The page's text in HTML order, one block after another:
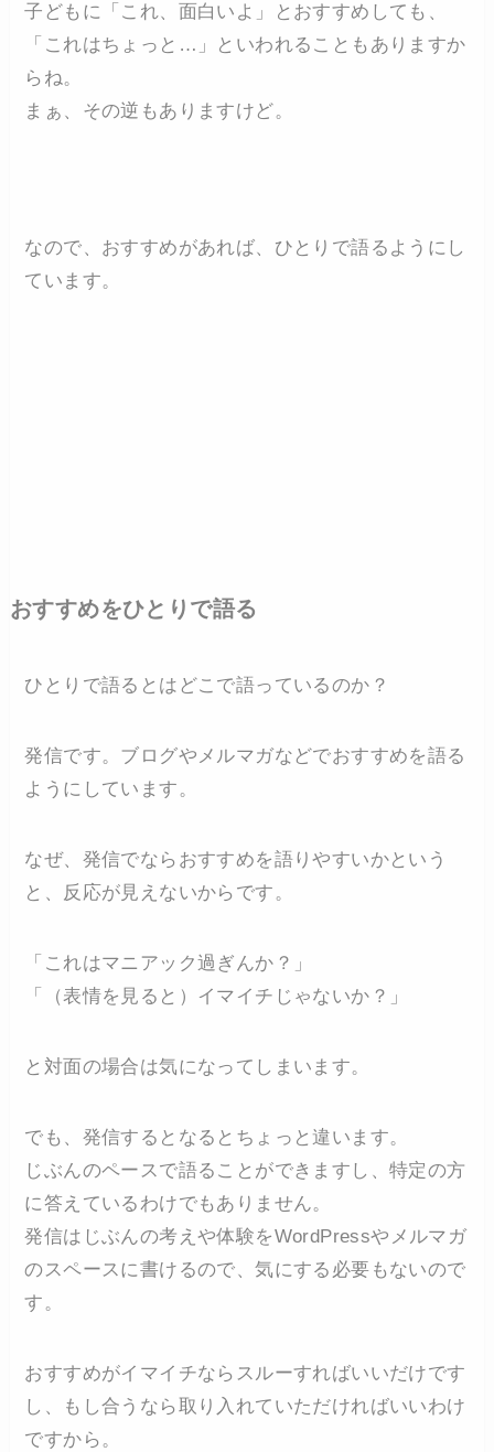
子どもに「これ、面白いよ」とおすすめしても、
「これはちょっと…」といわれることもありますか
らね。
まぁ、その逆もありますけど。
なので、おすすめがあれば、ひとりで語るようにし
ています。
おすすめをひとりで語る
ひとりで語るとはどこで語っているのか？
発信です。ブログやメルマガなどでおすすめを語る
ようにしています。
なぜ、発信でならおすすめを語りやすいかという
と、反応が見えないからです。
「これはマニアック過ぎんか？」
「（表情を見ると）イマイチじゃないか？」
と対面の場合は気になってしまいます。
でも、発信するとなるとちょっと違います。
じぶんのペースで語ることができますし、特定の方
に答えているわけでもありません。
発信はじぶんの考えや体験をWordPressやメルマガ
のスペースに書けるので、気にする必要もないので
す。
おすすめがイマイチならスルーすればいいだけです
し、もし合うなら取り入れていただければいいわけ
ですから。